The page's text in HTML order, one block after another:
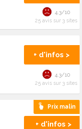
4.3/10
25 avis sur 3 sites
+ d'infos >
4.3/10
25 avis sur 3 sites
Prix malin
+ d'infos >